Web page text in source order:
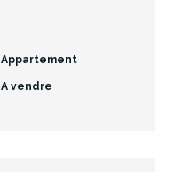
Appartement
A vendre